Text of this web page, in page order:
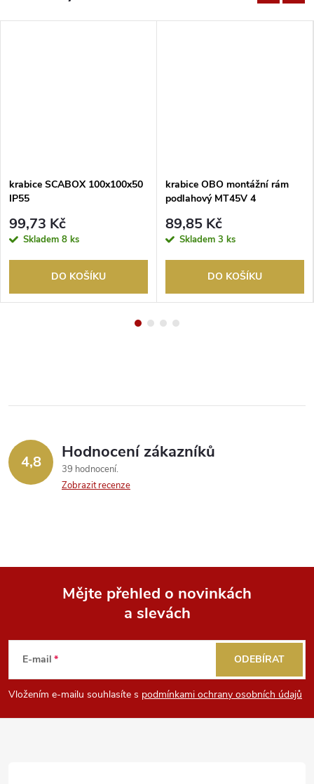
krabice SCABOX 100x100x50
IP55
99,73 Kč
Skladem 8 ks
DO KOŠÍKU
krabice OBO montážní rám
podlahový MT45V 4
89,85 Kč
Skladem 3 ks
DO KOŠÍKU
4,8 Hodnocení zákazníků
39 hodnocení
Zobrazit recenze
p
Mějte přehled o novinkách
a slevách
E-mail
Vložením e-mailu souhlasíte s podmínkami ochrany osobních údajů
ODEBÍRAT